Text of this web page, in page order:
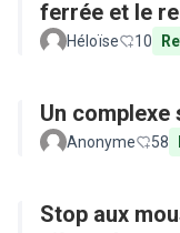
ferrée et le
Héloïse 10
Un
Anonyme 58
Stop aux